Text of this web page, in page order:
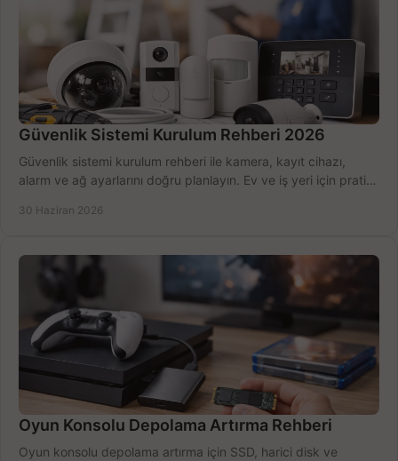
Güvenlik Sistemi Kurulum Rehberi 2026
Güvenlik sistemi kurulum rehberi ile kamera, kayıt cihazı,
alarm ve ağ ayarlarını doğru planlayın. Ev ve iş yeri için pratik
30 Haziran 2026
Oyun Konsolu Depolama Artırma Rehberi
Oyun konsolu depolama artırma için SSD, harici disk ve